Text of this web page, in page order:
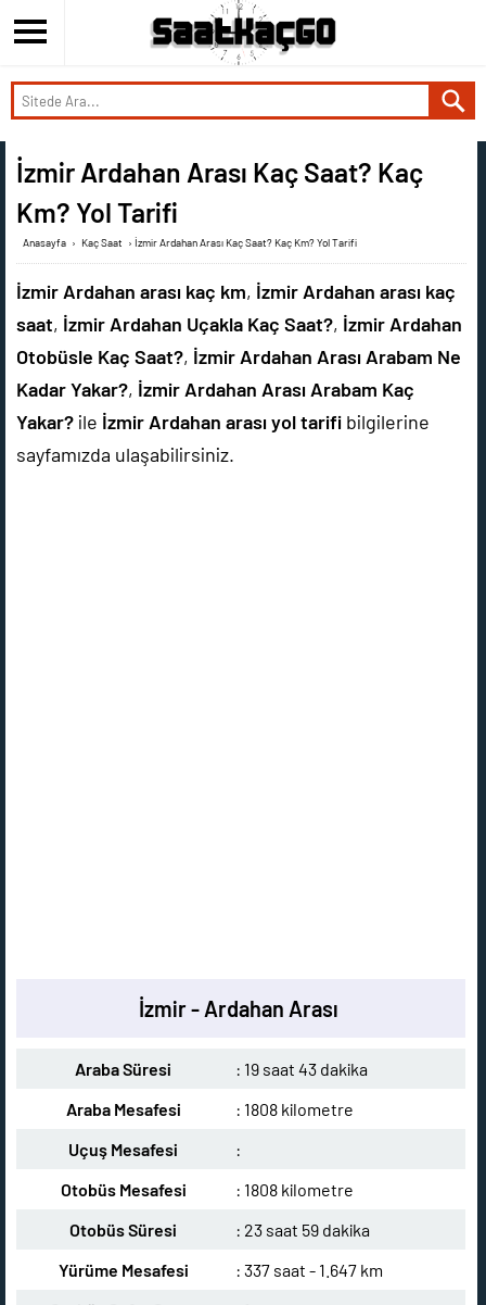
İzmir Ardahan Arası Kaç Saat? Kaç
Km? Yol Tarifi
Anasayfa › Kaç Saat › İzmir Ardahan Arası Kaç Saat? Kaç Km? Yol Tarifi
İzmir Ardahan arası kaç km, İzmir Ardahan arası kaç
saat, İzmir Ardahan Uçakla Kaç Saat?, İzmir Ardahan
Otobüsle Kaç Saat?, İzmir Ardahan Arası Arabam Ne
Kadar Yakar?, İzmir Ardahan Arası Arabam Kaç
Yakar? ile İzmir Ardahan arası yol tarifi bilgilerine
sayfamızda ulaşabilirsiniz.
İzmir - Ardahan Arası
Araba Süresi
: 19 saat 43 dakika
Araba Mesafesi
: 1808 kilometre
Uçuş Mesafesi
:
Otobüs Mesafesi
: 1808 kilometre
Otobüs Süresi
: 23 saat 59 dakika
Yürüme Mesafesi
: 337 saat - 1.647 km